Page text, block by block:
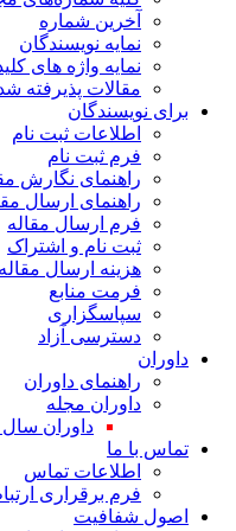
شماره
نویسندگان
واژه های کلیدی
پذیرفته شده منتشر نشده
ثبت نام
نگارش مقاله
ارسال مقاله
ارسال مقاله
نام و اشتراک
ارسال مقاله
آزاد
داوران
مجله
داوران سال 1405
تماس
برقراری ارتباط